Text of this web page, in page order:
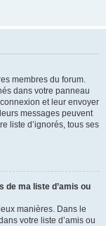
membres du forum.
dans votre panneau
et leur envoyer
messages peuvent
liste d’ignorés, tous ses
ma liste d’amis ou
manières. Dans le
votre liste d’amis ou